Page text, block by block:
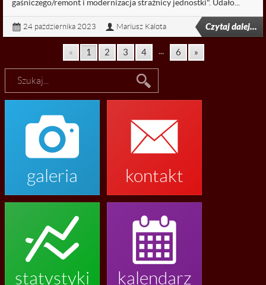
gaśniczego/remont i modernizacja strażnicy jednostki". Udało...
24 października 2023 Mariusz Kalota Czytaj dalej...
« 1 2 3 4 ... 6 »

galeria

kontakt

statystyki

kalendarz